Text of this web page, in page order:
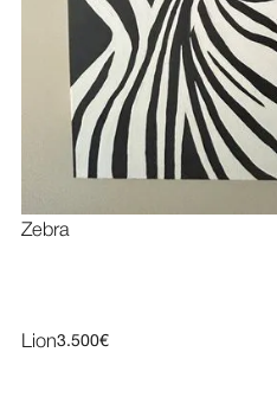
Zebra
Lion3.500€